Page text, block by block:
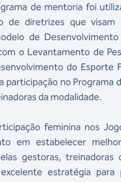
de mentoria foi
de diretrizes que
de
o Levantamento de
do Esporte
participação no
da modalidade.
feminina nos
em estabelecer
gestoras,
estratégia